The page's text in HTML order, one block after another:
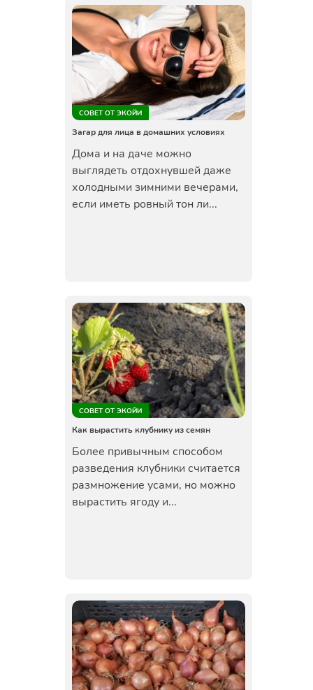
СОВЕТ ОТ ЭКОЙИ
Загар для лица в домашних условиях
Дома и на даче можно
выглядеть отдохнувшей даже
холодными зимними вечерами,
если иметь ровный тон ли...
СОВЕТ ОТ ЭКОЙИ
Как вырастить клубнику из семян
Более привычным способом
разведения клубники считается
размножение усами, но можно
вырастить ягоду и...